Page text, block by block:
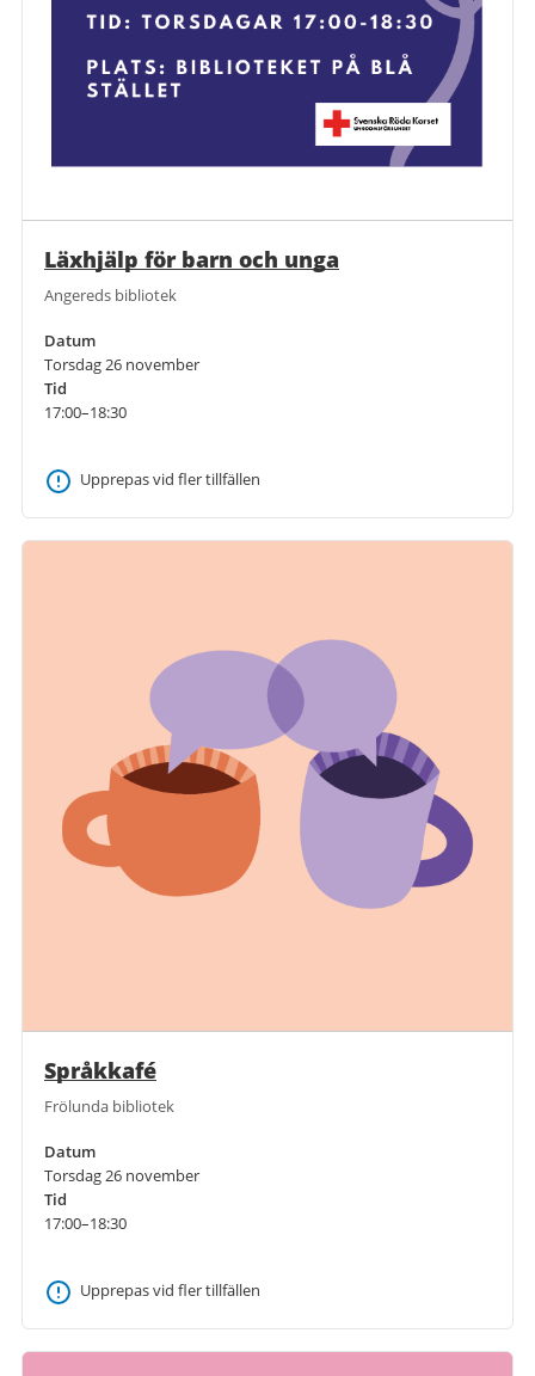
Läxhjälp för barn och unga
Angereds bibliotek
Datum
Torsdag 26 november
Tid
17:00–18:30
Upprepas vid fler tillfällen
Språkkafé
Frölunda bibliotek
Datum
Torsdag 26 november
Tid
17:00–18:30
Upprepas vid fler tillfällen